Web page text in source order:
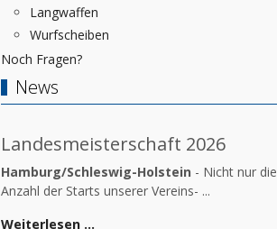
Langwaffen
Wurfscheiben
Noch Fragen?
News
Landesmeisterschaft 2026
Hamburg/Schleswig-Holstein - Nicht nur die
Anzahl der Starts unserer Vereins- ...
Weiterlesen …